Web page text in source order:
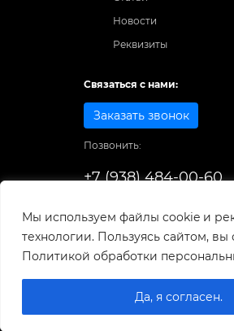
Мы используем файлы cookie и
технологии. Пользуясь сайтом, вы
Политикой обработки
Да, я согласен.
Новости
Реквизиты
Связаться с нами:
Заказать звонок
Позвонить:
+7 (938) 484-00-60
© 1998-2026
0